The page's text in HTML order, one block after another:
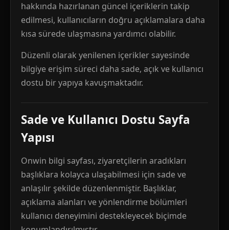
hakkında hazırlanan güncel içeriklerin takip
edilmesi, kullanıcıların doğru açıklamalara daha
kısa sürede ulaşmasına yardımcı olabilir.
Düzenli olarak yenilenen içerikler sayesinde
bilgiye erişim süreci daha sade, açık ve kullanıcı
dostu bir yapıya kavuşmaktadır.
Sade ve Kullanıcı Dostu Sayfa
Yapısı
Onwin bilgi sayfası, ziyaretçilerin aradıkları
başlıklara kolayca ulaşabilmesi için sade ve
anlaşılır şekilde düzenlenmiştir. Başlıklar,
açıklama alanları ve yönlendirme bölümleri
kullanıcı deneyimini destekleyecek biçimde